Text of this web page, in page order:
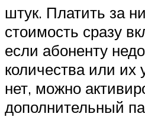
штук. Платить за
стоимость сразу
если абоненту
количества или их
нет, можно
дополнительный